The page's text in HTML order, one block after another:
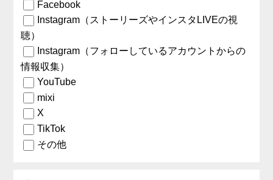
Facebook
Instagram（ストーリーズやインスタLIVEの視
聴）
Instagram（フォローしているアカウントからの
情報収集）
YouTube
mixi
X
TikTok
その他